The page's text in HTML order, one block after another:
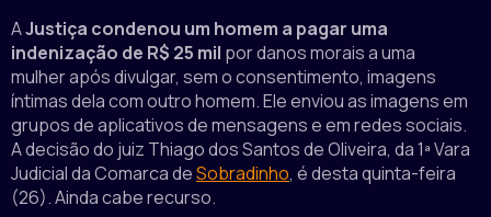
AJustiça condenou um homem a pagar uma
indenização de R$ 25 mil por danos morais a uma
mulher após divulgar, sem o consentimento, imagens
íntimas dela com outro homem. Ele enviou as imagens em
grupos de aplicativos de mensagens e em redes sociais.
A decisão do juiz Thiago dos Santos de Oliveira, da 1ª Vara
Judicial da Comarca deSobradinho, é desta quinta-feira
(26). Ainda cabe recurso.